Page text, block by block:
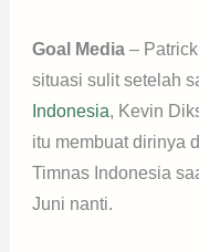
Goal Media– Patrick
situasi sulit setelah
Indonesia, Kevin
itu membuat dirinya
Timnas Indonesia
Juni nanti.